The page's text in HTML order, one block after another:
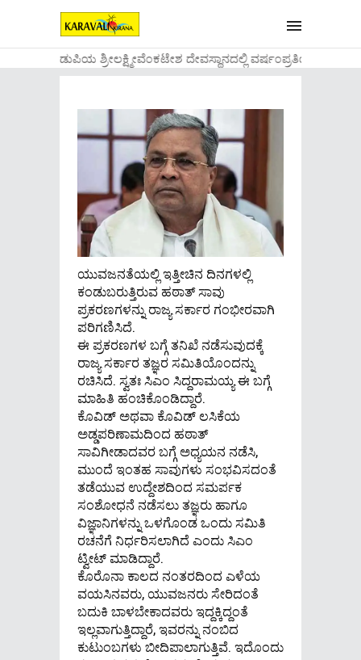
....ಉಡುಪಿಯ ಶ್ರೀಲಕ್ಷ್ಮೀವೆ೦ಕಟೇಶ ದೇವಸ್ಥಾನದಲ್ಲಿ ವರ್ಷ೦ಪ್ರತಿಯ
ಯುವಜನತೆಯಲ್ಲಿ ಇತ್ತೀಚಿನ ದಿನಗಳಲ್ಲಿ
ಕಂಡುಬರುತ್ತಿರುವ ಹಠಾತ್ ಸಾವು
ಪ್ರಕರಣಗಳನ್ನು ರಾಜ್ಯ ಸರ್ಕಾರ ಗಂಭೀರವಾಗಿ
ಪರಿಗಣಿಸಿದೆ.
ಈ ಪ್ರಕರಣಗಳ ಬಗ್ಗೆ ತನಿಖೆ ನಡೆಸುವುದಕ್ಕೆ
ರಾಜ್ಯ ಸರ್ಕಾರ ತಜ್ಞರ ಸಮಿತಿಯೊಂದನ್ನು
ರಚಿಸಿದೆ. ಸ್ವತಃ ಸಿಎಂ ಸಿದ್ದರಾಮಯ್ಯ ಈ ಬಗ್ಗೆ
ಮಾಹಿತಿ ಹಂಚಿಕೊಂಡಿದ್ದಾರೆ.
ಕೊವಿಡ್ ಅಥವಾ ಕೊವಿಡ್ ಲಸಿಕೆಯ
ಅಡ್ಡಪರಿಣಾಮದಿಂದ ಹಠಾತ್
ಸಾವಿಗೀಡಾದವರ ಬಗ್ಗೆ ಅಧ್ಯಯನ ನಡೆಸಿ,
ಮುಂದೆ ಇಂತಹ ಸಾವುಗಳು ಸಂಭವಿಸದಂತೆ
ತಡೆಯುವ ಉದ್ದೇಶದಿಂದ ಸಮರ್ಪಕ
ಸಂಶೋಧನೆ ನಡೆಸಲು ತಜ್ಞರು ಹಾಗೂ
ವಿಜ್ಞಾನಿಗಳನ್ನು ಒಳಗೊಂಡ ಒಂದು ಸಮಿತಿ
ರಚನೆಗೆ ನಿರ್ಧರಿಸಲಾಗಿದೆ ಎಂದು ಸಿಎಂ
ಟ್ವೀಟ್ ಮಾಡಿದ್ದಾರೆ.
ಕೊರೊನಾ ಕಾಲದ ನಂತರದಿಂದ ಎಳೆಯ
ವಯಸಿನವರು, ಯುವಜನರು ಸೇರಿದಂತೆ
ಬದುಕಿ ಬಾಳಬೇಕಾದವರು ಇದ್ದಕ್ಕಿದ್ದಂತೆ
ಇಲ್ಲವಾಗುತ್ತಿದ್ದಾರೆ, ಇವರನ್ನು ನಂಬಿದ
ಕುಟುಂಬಗಳು ಬೀದಿಪಾಲಾಗುತ್ತಿವೆ. ಇದೊಂದು